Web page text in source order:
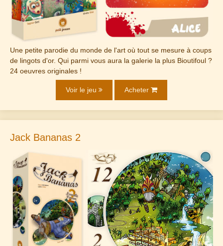
Une petite parodie du monde de l'art où tout se mesure à coups
de lingots d'or. Qui parmi vous aura la galerie la plus Bioutifoul ?
24 oeuvres originales !
Voir le jeu Acheter
Jack Bananas 2